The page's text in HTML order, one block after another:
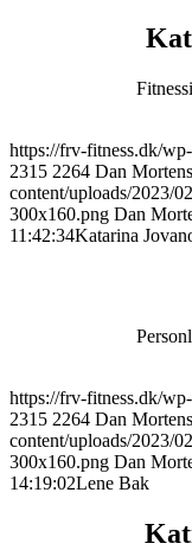
https://frv-fitness.dk/
2315 2264 Dan
content/uploads/2023/
300x160.png Dan
11:42:34Katarina
https://frv-fitness.dk/
2315 2264 Dan
content/uploads/2023/
300x160.png Dan
14:19:02Lene Bak